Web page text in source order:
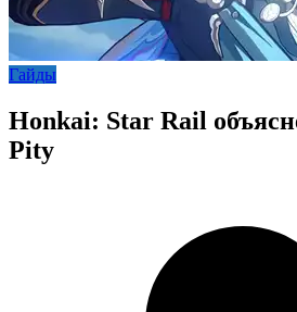
Гайды
Honkai: Star Rail
Pity